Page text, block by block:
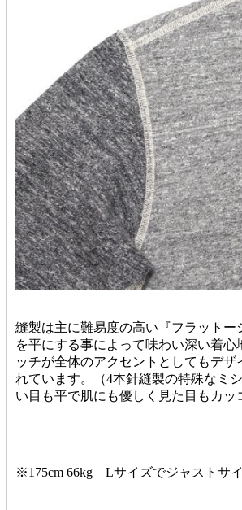
縫製は主に難易度の高い『フラットー
を平にする事によって味わい深い着心
ッチが全体のアクセントとしてもデザ
れています。（4本針縫製の特殊なミ
い目も平で肌にも優しく見た目もカッ
※175cm 66kg Lサイズでジャストサ